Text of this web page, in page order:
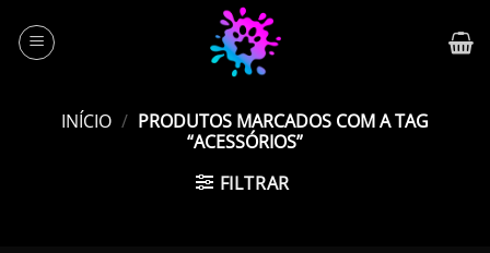
content
INÍCIO / PRODUTOS MARCADOS COM A TAG
“ACESSÓRIOS”
FILTRAR